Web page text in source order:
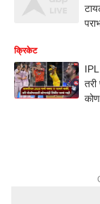
क्रिकेट
कोण